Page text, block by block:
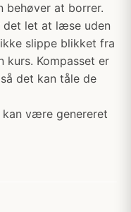
behøver at borrer.
det let at læse uden
slippe blikket fra
kurs. Kompasset er
det kan tåle de
kan være genereret